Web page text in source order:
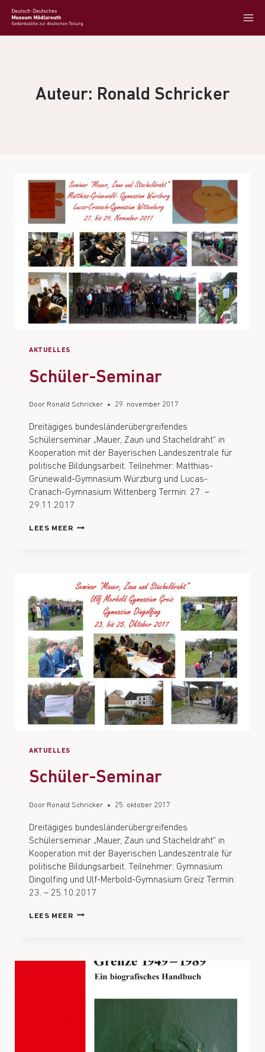
Auteur: Ronald Schricker
AKTUELLES
Schüler-Seminar
Door Ronald Schricker 29. november 2017
Dreitägiges bundesländerübergreifendes
Schülerseminar „Mauer, Zaun und Stacheldraht“ in
Kooperation mit der Bayerischen Landeszentrale für
politische Bildungsarbeit. Teilnehmer: Matthias-
Grünewald-Gymnasium Würzburg und Lucas-
Cranach-Gymnasium Wittenberg Termin: 27. –
29.11.2017
LEES MEER
AKTUELLES
Schüler-Seminar
Door Ronald Schricker 25. oktober 2017
Dreitägiges bundesländerübergreifendes
Schülerseminar „Mauer, Zaun und Stacheldraht“ in
Kooperation mit der Bayerischen Landeszentrale für
politische Bildungsarbeit. Teilnehmer: Gymnasium
Dingolfing und Ulf-Merbold-Gymnasium Greiz Termin:
23. – 25.10.2017
LEES MEER